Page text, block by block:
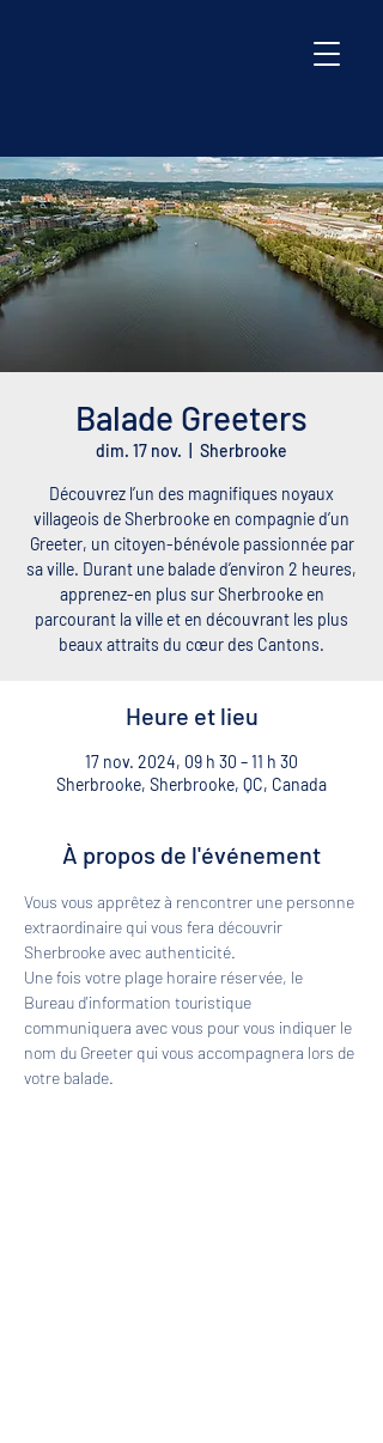
Balade Greeters
dim. 17 nov. Sherbrooke
Découvrez l’un des magnifiques noyaux
villageois de Sherbrooke en compagnie d’un
Greeter, un citoyen-bénévole passionnée par
sa ville. Durant une balade d’environ 2 heures,
apprenez-en plus sur Sherbrooke en
parcourant la ville et en découvrant les plus
beaux attraits du cœur des Cantons.
Heure et lieu
17 nov. 2024, 09 h 30 – 11 h 30
Sherbrooke, Sherbrooke, QC, Canada
À propos de l'événement
Vous vous apprêtez à rencontrer une personne
extraordinaire qui vous fera découvrir
Sherbrooke avec authenticité.
Une fois votre plage horaire réservée, le
Bureau d'information touristique
communiquera avec vous pour vous indiquer le
nom du Greeter qui vous accompagnera lors de
votre balade.